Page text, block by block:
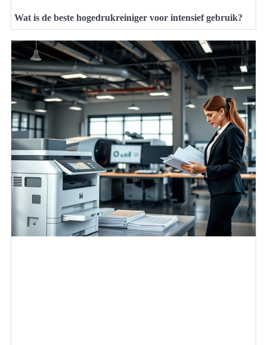
Wat is de beste hogedrukreiniger voor intensief gebruik?